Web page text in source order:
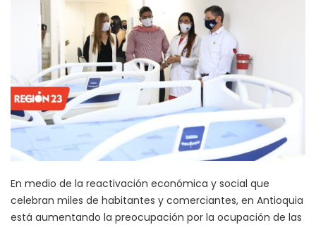
En medio de la reactivación económica y social que
celebran miles de habitantes y comerciantes, en Antioquia
está aumentando la preocupación por la ocupación de las